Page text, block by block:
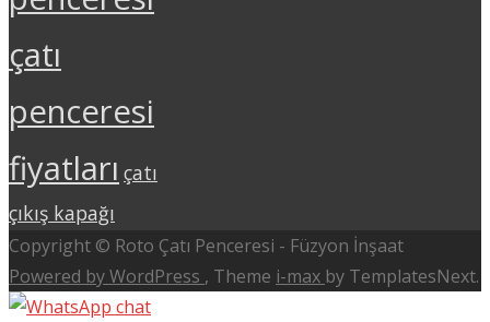
çatı
penceresi
fiyatları çatı
çıkış kapağı
Copyright © Roto Çatı Penceresi - Füzyon İnşaat
Powered by WordPress , Theme i-max by TemplatesNext.